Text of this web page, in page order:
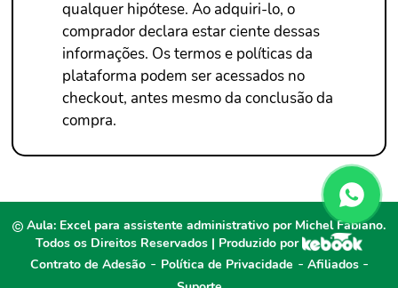
qualquer hipótese. Ao adquiri-lo, o
comprador declara estar ciente dessas
informações. Os termos e políticas da
plataforma podem ser acessados no
checkout, antes mesmo da conclusão da
compra.
Aula: Excel para assistente administrativo por Michel Fabiano.
Todos os Direitos Reservados | Produzido por
Contrato de Adesão - Política de Privacidade - Afiliados -